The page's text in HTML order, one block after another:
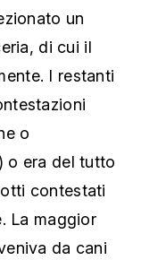
un
di cui il
I restanti
o
o era del tutto
contestati
La maggior
da cani